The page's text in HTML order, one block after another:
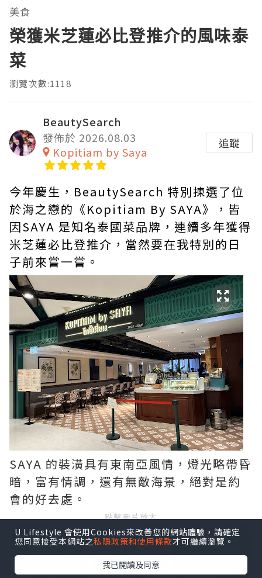
U Lifestyle 會使用Cookies來改善您的網站體驗，請確定
您同意接受本網站之私隱政策和使用條款才可繼續瀏覽。
我已閱讀及同意
美食
榮獲米芝蓮必比登推介的風味泰
菜
瀏覽次數:1118
BeautySearch
發佈於 2026.08.03
Kopitiam by Saya
追蹤
今年慶生，BeautySearch 特別揀選了位
於海之戀的《Kopitiam By SAYA》，皆
因SAYA 是知名泰國菜品牌，連續多年獲得
米芝蓮必比登推介，當然要在我特別的日
子前來嘗一嘗。
SAYA 的裝潢具有東南亞風情，燈光略帶昏
暗，富有情調，還有無敵海景，絕對是約
會的好去處。
點擊圖片放大
+2